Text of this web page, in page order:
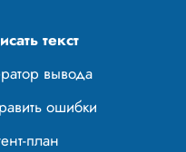
текст
вывода
ошибки
план